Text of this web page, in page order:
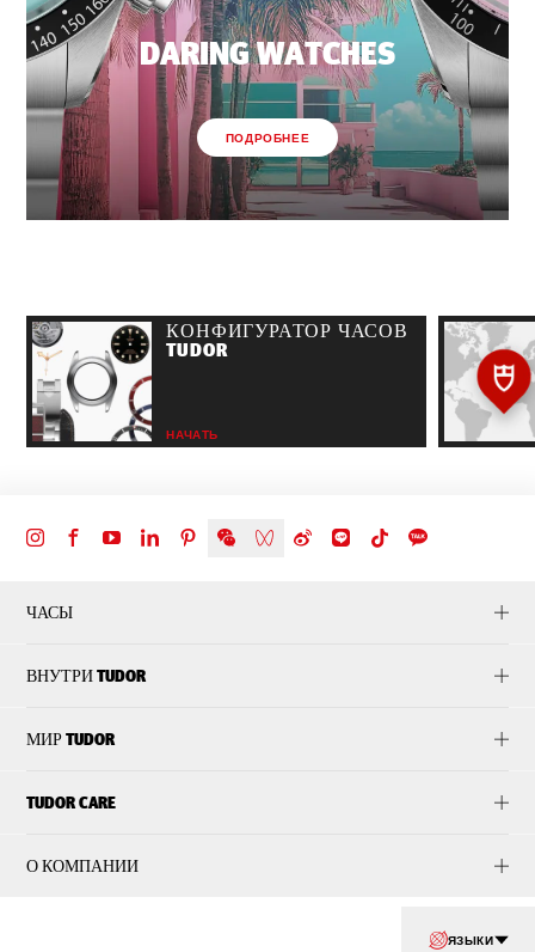
DARING WATCHES
ПОДРОБНЕЕ
КОНФИГУРАТОР ЧАСОВ
TUDOR
НАЧАТЬ
ЧАСЫ
ВНУТРИ TUDOR
МИР TUDOR
TUDOR CARE
О КОМПАНИИ
ЯЗЫКИ